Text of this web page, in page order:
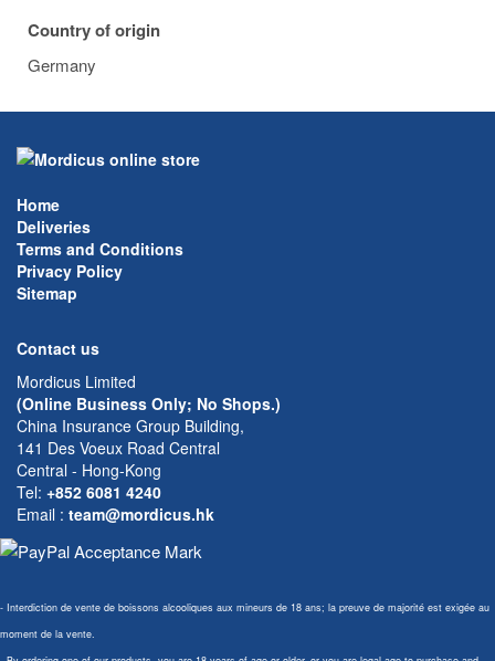
Country of origin
Germany
Home
Deliveries
Terms and Conditions
Privacy Policy
Sitemap
Contact us
Mordicus Limited
(Online Business Only; No Shops.)
China Insurance Group Building,
141 Des Voeux Road Central
Central - Hong-Kong
Tel: +852 6081 4240
Email : team@mordicus.hk
- Interdiction de vente de boissons alcooliques aux mineurs de 18 ans; la preuve de majorité est exigée au
moment de la vente.